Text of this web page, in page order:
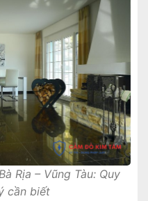
Rịa – Vũng Tàu: Quy
cần biết